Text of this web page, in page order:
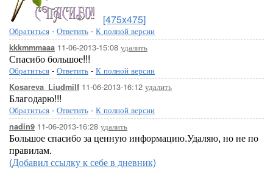
[475x475]
Обратиться - Ответить - К полной версии
kkkmmmaaa 11-06-2013-15:08 удалить
Спасибо большое!!!
Обратиться - Ответить - К полной версии
Kosareva_Liudmilf 11-06-2013-16:12 удалить
Благодарю!!!
Обратиться - Ответить - К полной версии
nadin9 11-06-2013-16:28 удалить
Большое спасибо за ценную информацию.Удаляю, но не по
правилам.
(Добавил ссылку к себе в дневник)